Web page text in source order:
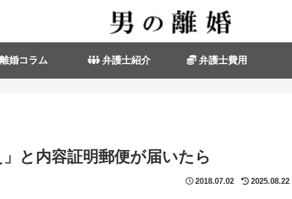
離婚コラム 弁護士紹介 弁護士費用
と内容証明郵便が届いたら
2018.07.02 2025.08.22